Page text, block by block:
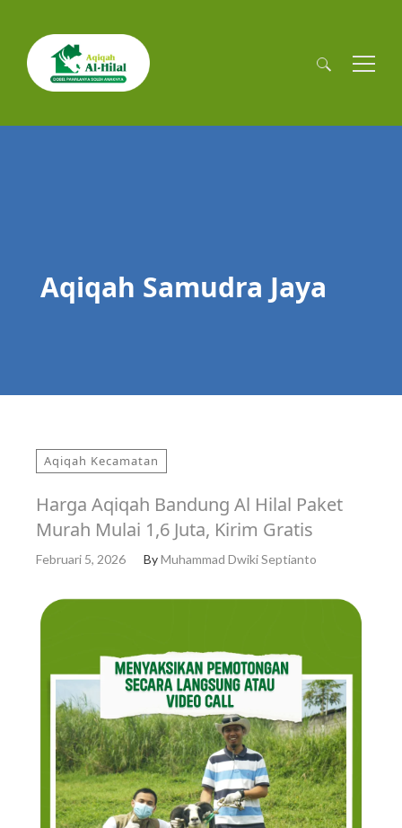
Cari
Aqiqah Samudra Jaya
Aqiqah Kecamatan
Harga Aqiqah Bandung Al Hilal Paket
Murah Mulai 1,6 Juta, Kirim Gratis
Februari 5, 2026 ByMuhammad Dwiki Septianto